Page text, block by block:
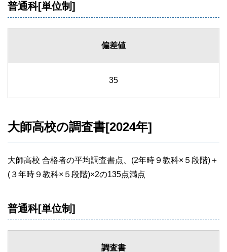
普通科[単位制]
偏差値
35
大師高校の調査書[2024年]
大師高校 合格者の平均調査書点、(2年時９教科×５段階)＋
(３年時９教科×５段階)×2の135点満点
普通科[単位制]
調査書